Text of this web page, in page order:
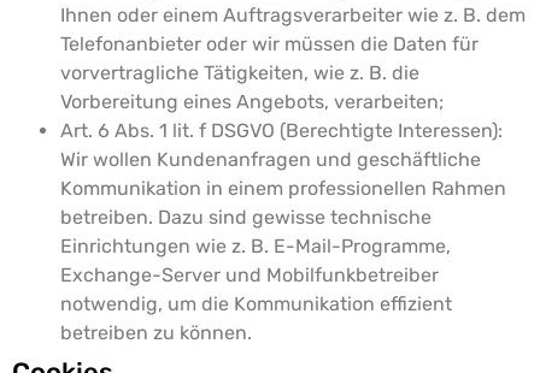
Ihnen oder einem Auftragsverarbeiter wie z. B. dem
Telefonanbieter oder wir müssen die Daten für
vorvertragliche Tätigkeiten, wie z. B. die
Vorbereitung eines Angebots, verarbeiten;
Art. 6 Abs. 1 lit. f DSGVO (Berechtigte Interessen):
Wir wollen Kundenanfragen und geschäftliche
Kommunikation in einem professionellen Rahmen
betreiben. Dazu sind gewisse technische
Einrichtungen wie z. B. E-Mail-Programme,
Exchange-Server und Mobilfunkbetreiber
notwendig, um die Kommunikation effizient
betreiben zu können.